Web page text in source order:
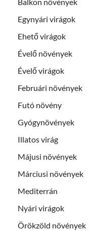
Egynyári virágok
Ehető virágok
Évelő növények
Évelő virágok
Februári növények
Futó növény
Gyógynövények
Illatos virág
Májusi növények
Márciusi növények
Mediterrán
Nyári virágok
Örökzöld növények